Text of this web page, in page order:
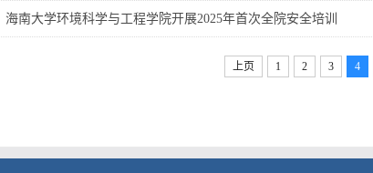
海南大学环境科学与工程学院开展2025年首次全院安全培训
上页 1 2 3 4